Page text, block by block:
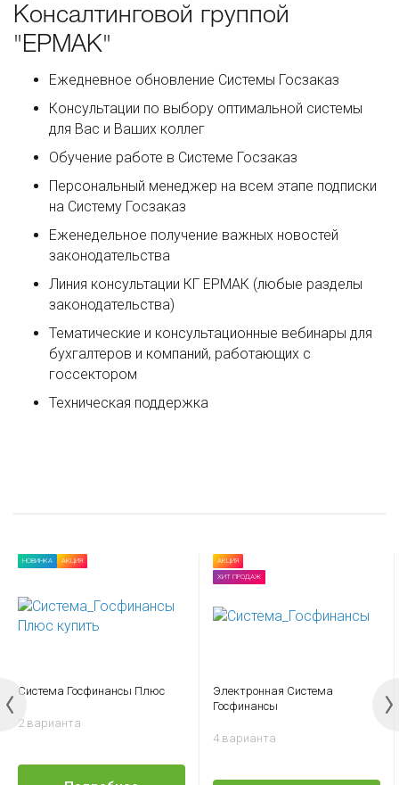
Консалтинговой группой
"ЕРМАК"
Ежедневное обновление Системы Госзаказ
Консультации по выбору оптимальной системы
для Вас и Ваших коллег
Обучение работе в Системе Госзаказ
Персональный менеджер на всем этапе подписки
на Систему Госзаказ
Еженедельное получение важных новостей
законодательства
Линия консультации КГ ЕРМАК (любые разделы
законодательства)
Тематические и консультационные вебинары для
бухгалтеров и компаний, работающих с
госсектором
Техническая поддержка
НОВИНКА АКЦИЯ
Система Госфинансы Плюс
2 варианта
АКЦИЯ
ХИТ ПРОДАЖ
Электронная Cистема
Госфинансы
4 варианта